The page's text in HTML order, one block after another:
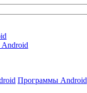
Программы Android